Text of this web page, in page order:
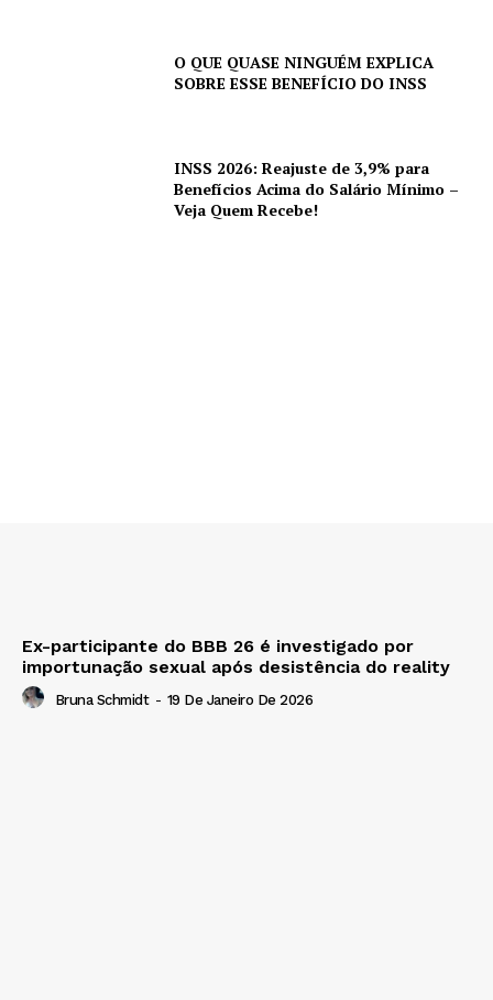
O QUE QUASE NINGUÉM EXPLICA
SOBRE ESSE BENEFÍCIO DO INSS
INSS 2026: Reajuste de 3,9% para
Benefícios Acima do Salário Mínimo –
Veja Quem Recebe!
Ex-participante do BBB 26 é investigado por
importunação sexual após desistência do reality
Bruna Schmidt - 19 De Janeiro De 2026